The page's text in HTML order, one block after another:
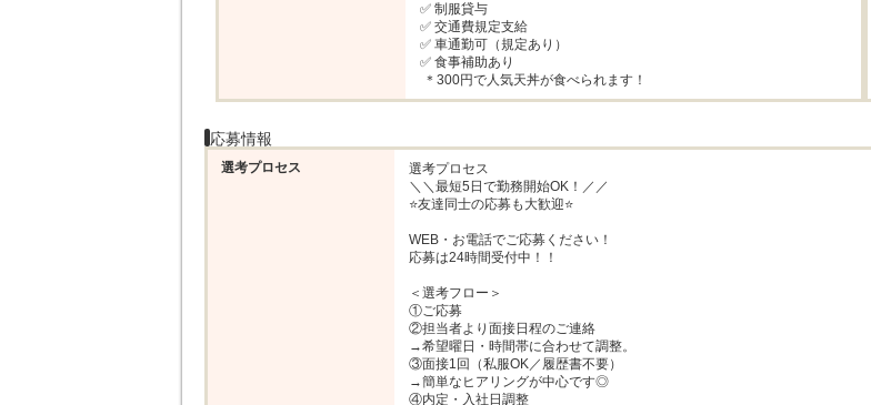
✅ 制服貸与
✅ 交通費規定支給
✅ 車通勤可（規定あり）
✅ 食事補助あり
＊300円で人気天丼が食べられます！
応募情報
選考プロセス
選考プロセス
＼＼最短5日で勤務開始OK！／／
⭐友達同士の応募も大歓迎⭐
WEB・お電話でご応募ください！
応募は24時間受付中！！
＜選考フロー＞
①ご応募
②担当者より面接日程のご連絡
→希望曜日・時間帯に合わせて調整。
③面接1回（私服OK／履歴書不要）
→簡単なヒアリングが中心です◎
④内定・入社日調整